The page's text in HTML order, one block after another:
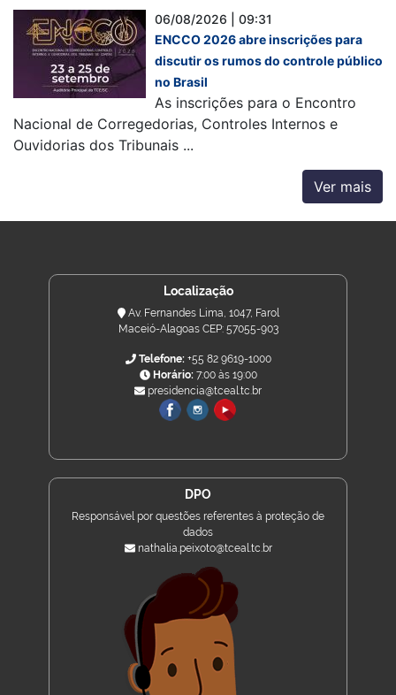
06/08/2026 | 09:31
ENCCO 2026 abre inscrições para
discutir os rumos do controle público
no Brasil
As inscrições para o Encontro
Nacional de Corregedorias, Controles Internos e
Ouvidorias dos Tribunais ...
Ver mais
Localização
Av. Fernandes Lima, 1047, Farol
Maceió-Alagoas CEP: 57055-903
Telefone:+55 82 9619-1000
Horário:7:00 às 19:00
presidencia@tceal.tc.br
DPO
Responsável por questões referentes à proteção de
dados
nathalia.peixoto@tceal.tc.br